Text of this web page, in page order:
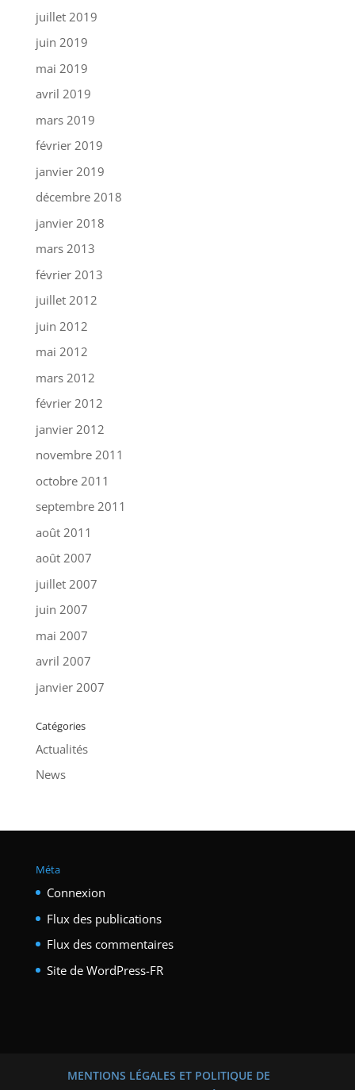
juillet 2019
juin 2019
mai 2019
avril 2019
mars 2019
février 2019
janvier 2019
décembre 2018
janvier 2018
mars 2013
février 2013
juillet 2012
juin 2012
mai 2012
mars 2012
février 2012
janvier 2012
novembre 2011
octobre 2011
septembre 2011
août 2011
août 2007
juillet 2007
juin 2007
mai 2007
avril 2007
janvier 2007
Catégories
Actualités
News
Méta
Connexion
Flux des publications
Flux des commentaires
Site de WordPress-FR
MENTIONS LÉGALES ET POLITIQUE DE